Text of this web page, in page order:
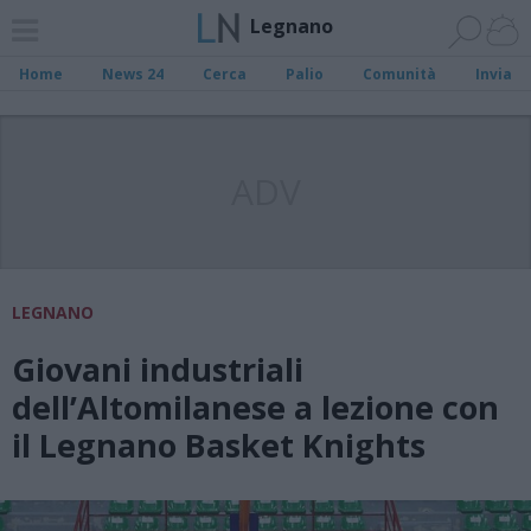
Legnano
Home News 24 Cerca Palio Comunità Invia
LEGNANO
Giovani industriali
dell’Altomilanese a lezione con
il Legnano Basket Knights